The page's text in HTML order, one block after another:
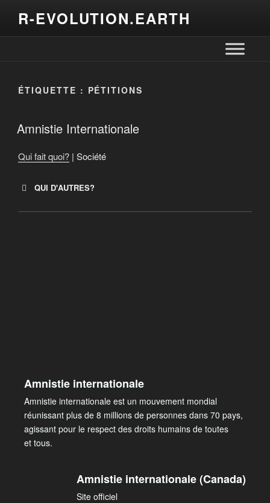
R-EVOLUTION.EARTH
ÉTIQUETTE : PÉTITIONS
Amnistie Internationale
Qui fait quoi? | Société
QUI D'AUTRES?
Amnistie internationale
Amnistie internationale est un mouvement mondial
réunissant plus de 8 millions de personnes dans 70 pays,
agissant pour le respect des droits humains de toutes
et tous.
Amnistie internationale (Canada)
Site officiel